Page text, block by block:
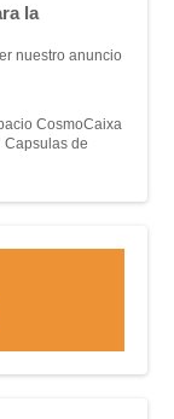
la
nuestro anuncio
CosmoCaixa
Capsulas de